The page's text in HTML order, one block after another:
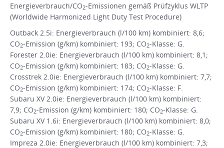
Energieverbrauch/CO2-Emissionen gemäß Prüfzyklus WLTP
(Worldwide Harmonized Light Duty Test Procedure)
Outback 2.5i: Energieverbrauch (l/100 km) kombiniert: 8,6;
CO2-Emission (g/km) kombiniert: 193; CO2-Klasse: G.
Forester 2.0ie: Energieverbrauch (l/100 km) kombiniert: 8,1;
CO2-Emission (g/km) kombiniert: 183; CO2-Klasse: G.
Crosstrek 2.0ie: Energieverbrauch (l/100 km) kombiniert: 7,7;
CO2-Emission (g/km) kombiniert: 174; CO2-Klasse: F.
Subaru XV 2.0ie: Energieverbrauch (l/100 km) kombiniert:
7,9; CO2-Emission (g/km) kombiniert: 180; CO2-Klasse: G.
Subaru XV 1.6i: Energieverbrauch (l/100 km) kombiniert: 8,0;
CO2-Emission (g/km) kombiniert: 180; CO2-Klasse: G.
Impreza 2.0ie: Energieverbrauch (l/100 km) kombiniert: 7,3;